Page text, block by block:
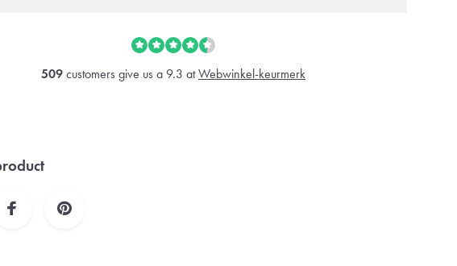
509 customers give us a 9.3 atWebwinkel-keurmerk